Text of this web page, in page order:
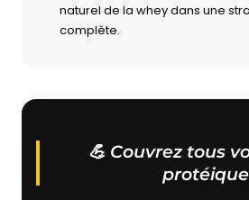
naturel de la whey dans une
complète.
💪 Couvrez tous